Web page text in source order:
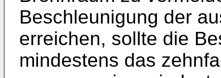
Beschleunigung der
erreichen, sollte die
mindestens das